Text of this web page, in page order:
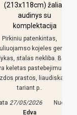
žalias
audinys su
komplektacija
patenkintas,
kojeles geras
stalas nekliba. Bet
pastebejimu:
prastos, liaudiskai
tariant p..
05/2026
Nuo